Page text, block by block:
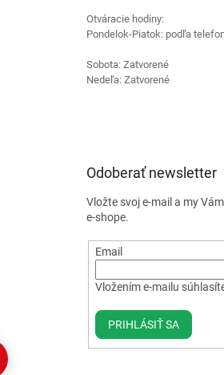
Otváracie hodiny:
Pondelok-Piatok: podľa
Sobota: Zatvorené
Nedeľa: Zatvorené
Odoberať newsletter
Vložte svoj e-mail a my
e-shope.
Email
Vložením e-mailu
PRIHLÁSIŤ SA